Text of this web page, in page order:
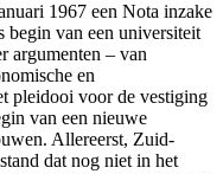
1967 een Nota inzake
begin van een universiteit
argumenten – van
en
pleidooi voor de vestiging
van een nieuwe
Allereerst, Zuid-
dat nog niet in het